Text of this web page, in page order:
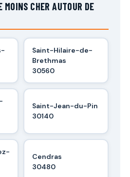
CHER AUTOUR DE
Saint-Hilaire-de-
Brethmas
30560
Saint-Jean-du-Pin
30140
Cendras
30480